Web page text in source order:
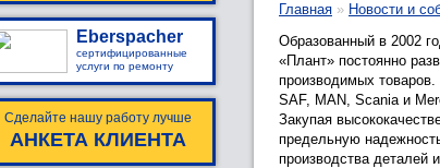
Eberspacher
сертифицированные
услуги по ремонту
Сделайте нашу работу лучше
АНКЕТА КЛИЕНТА
Главная » Новости и
Образованный в 2002
«Плант» постоянно
производимых товаров.
SAF, MAN, Scania и
Закупая
предельную
производства деталей